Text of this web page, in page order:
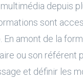
depuis
sont
En amont de la
ou son référent
et définir les